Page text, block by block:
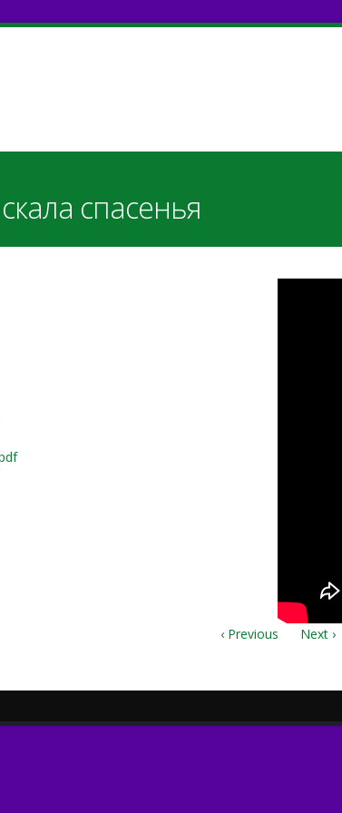
спасенья
‹ Previous Next ›